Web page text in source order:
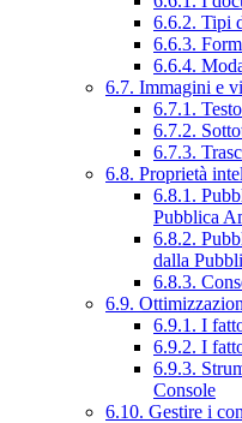
6.6.2. Tipi
6.6.3.
6.6.4.
6.7. Immagini e
6.7.1.
6.7.2.
6.7.3.
6.8. Proprietà
6.8.1.
Pubblica
6.8.2.
dalla
6.8.3.
6.9.
6.9.1. I
6.9.2. I
6.9.3.
Console
6.10. Gestire i